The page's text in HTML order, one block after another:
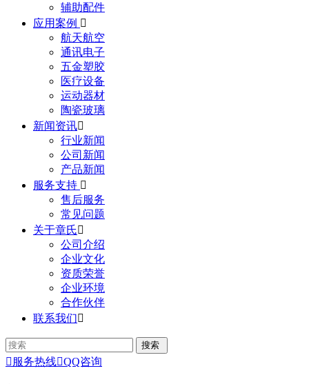
辅助配件
应用案例 
航天航空
通讯电子
五金塑胶
医疗设备
运动器材
陶瓷玻璃
新闻资讯
行业新闻
公司新闻
产品新闻
服务支持 
售后服务
常见问题
关于章氏
公司介绍
企业文化
资质荣誉
企业环境
合作伙伴
联系我们
 服务热线QQ咨询